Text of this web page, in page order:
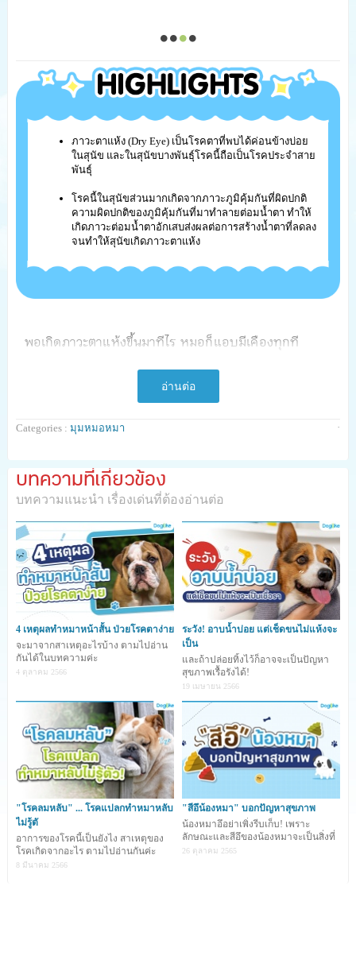
ภาวะตาแห้ง (Dry Eye) เป็นโรคตาที่พบได้ค่อนข้างบ่อย
ในสุนัข และในสุนัขบางพันธุ์โรคนี้ถือเป็นโรคประจำสาย
พันธุ์
โรคนี้ในสุนัขส่วนมากเกิดจากภาวะภูมิคุ้มกันที่ผิดปกติ
ความผิดปกติของภูมิคุ้มกันที่มาทำลายต่อมน้ำตา ทำให้
เกิดภาวะต่อมน้ำตาอักเสบส่งผลต่อการสร้างน้ำตาที่ลดลง
จนทำให้สุนัขเกิดภาวะตาแห้ง
พอเกิดภาวะตาแห้งขึ้นมาทีไร หมอก็แอบมีเคืองทุกที
เลย...เคืองตาน่ะครับ เพราะบางทีที่ต้องทำงานหน้าจอ
คอมพิวเตอร์นานๆ หรือใช้มือถือจนไม่ได้พักสายตา กระพริบ
เคืองตาตามมา นี่ขนาดไม่ได้เป็นบ่อยๆ นะ ยังแอบไม่ชอบและ
กับภาวะตาแห้งเป็นเวลานานๆ ก็รู้สึกสงสารเขาขึ้นมาทันที
ภาวะตาแห้ง (Dry Eye) หรือเยื่อตาขาวอักเสบจากภาวะตา
แห้ง (Keratoconjunctivitis sicca หรือ KCS) จัดเป็นโรคตา
ที่พบได้ค่อนข้างบ่อยในสุนัข สุนัขบางพันธุ์ก็จัดเป็น Breed-
Predisposition สำหรับโรคนี้อยู่แล้ว นอกจากนี้ยังรวมถึง
สุนัขพันธุ์หน้าสั้นที่มีตาโปน หรือมีการเปิดของหนังตามากเกิน
ไป จึงทำให้เกิดภาวะตาแห้งได้ง่าย และส่วนใหญ่มักเป็นกับตา
อ่านต่อ
Categories : มุมหมอหมา ·
บทความที่เกี่ยวข้อง
บทความแนะนำ เรื่องเด่นที่ต้องอ่านต่อ
4 เหตุผลทำหมาหน้าสั้น ป่วยโรคตาง่าย
จะมาจากสาเหตุอะไรบ้าง ตามไปอ่าน
กันได้ในบทความค่ะ
4 ตุลาคม 2566
ระวัง! อาบน้ำบ่อย แต่เช็ดขนไม่แห้งจะ
เป็น
และถ้าปล่อยทิ้งไว้ก็อาจจะเป็นปัญหา
สุขภาพเรื้อรังได้!
19 เมษายน 2566
"โรคลมหลับ" ... โรคแปลกทำหมาหลับ
ไม่รู้ตั
อาการของโรคนี้เป็นยังไง สาเหตุของ
โรคเกิดจากอะไร ตามไปอ่านกันค่ะ
8 มีนาคม 2566
"สีอึน้องหมา" บอกปัญหาสุขภาพ
น้องหมาอึอย่าเพิ่งรีบเก็บ! เพราะ
ลักษณะและสีอึของน้องหมาจะเป็นสิ่งที่
จะบ่งบอกถึงสุขภา
26 ตุลาคม 2565